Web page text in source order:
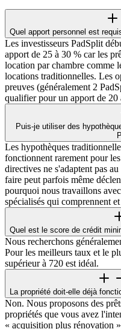
Quel apport personnel est
Les investisseurs PadSplit
apport de 25 à 30 % car les
location par chambre comme
locations traditionnelles. Les
preuves (généralement 2
qualifier pour un apport de 20
Puis-je utiliser des
Les hypothèques
fonctionnent rarement pour
directives ne s'adaptent pas
faire peut parfois même
pourquoi nous travaillons
spécialisés qui comprennent
Quel est le score de crédit
Nous recherchons
Pour les meilleurs taux et le
supérieur à 720 est idéal.
La propriété doit-elle déjà
Non. Nous proposons des
propriétés que vous avez
« acquisition plus rénovation